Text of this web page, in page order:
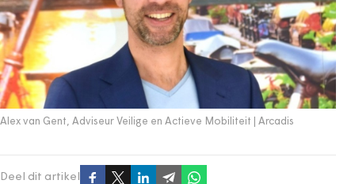
Alex van Gent, Adviseur Veilige en Actieve Mobiliteit | Arcadis
Deel dit artikel